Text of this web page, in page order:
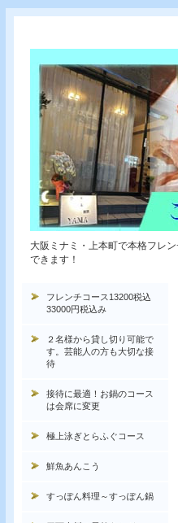
大阪ミナミ・上本町で本格フレ
できます！
フレンチコース13200税込
33000円税込み
２名様から貸し切り可能で
す。芸能人の方も大切な接
待
接待に最適！お鍋のコース
は会席に変更
極上泳ぎとらふぐコース
鮮魚あんこう
すっぽん料理～すっぽん鍋